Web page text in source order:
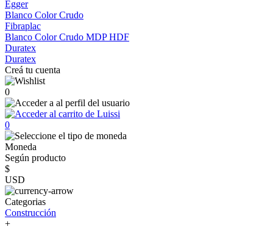
Egger
Blanco ColorCrudo
Fibraplac
Blanco ColorCrudo MDPHDF
Duratex
Duratex
Creá tu cuenta
0
0
Moneda
Según producto
$
USD
Categorias
Construcción
+